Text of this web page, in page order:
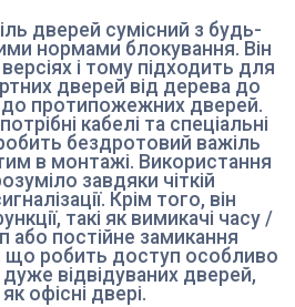
дверей сумісний з будь-
нормами блокування. Він
і тому підходить для
дверей від дерева до
до протипожежних дверей.
кабелі та спеціальні
бездротовий важіль
в монтажі. Використання
завдяки чіткій
Крім того, він
такі як вимикачі часу /
або постійне замикання
що робить доступ особливо
відвідуваних дверей,
офісні двері.